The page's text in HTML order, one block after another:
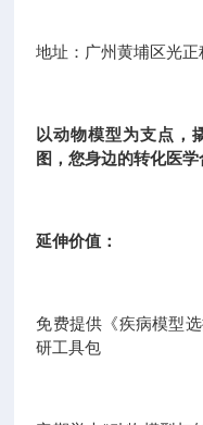
地址：广州黄埔区光正
以动物模型为支点
图，您身边的转化医学
延伸价值：
免费提供《疾病模型
研工具包